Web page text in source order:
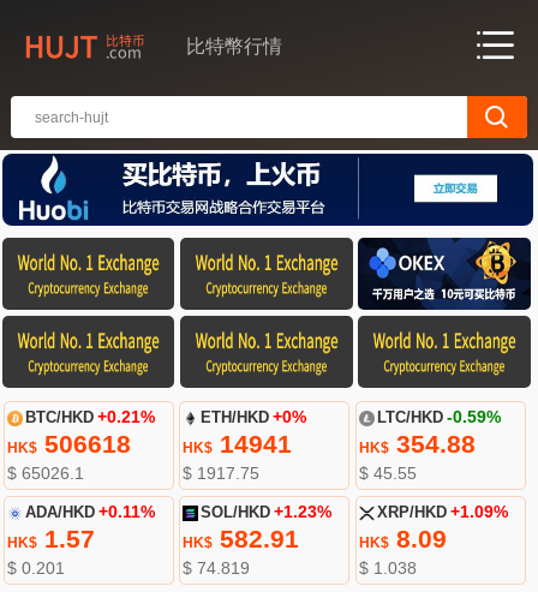
比特幣行情
BTC/HKD +0.21%
HK$506618
$ 65026.1
ETH/HKD +0%
HK$ 14941
$ 1917.75
LTC/HKD -0.59%
HK$354.88
$ 45.55
ADA/HKD +0.11%
HK$1.57
$ 0.201
SOL/HKD +1.23%
HK$ 582.91
$ 74.819
XRP/HKD +1.09%
HK$8.09
$ 1.038